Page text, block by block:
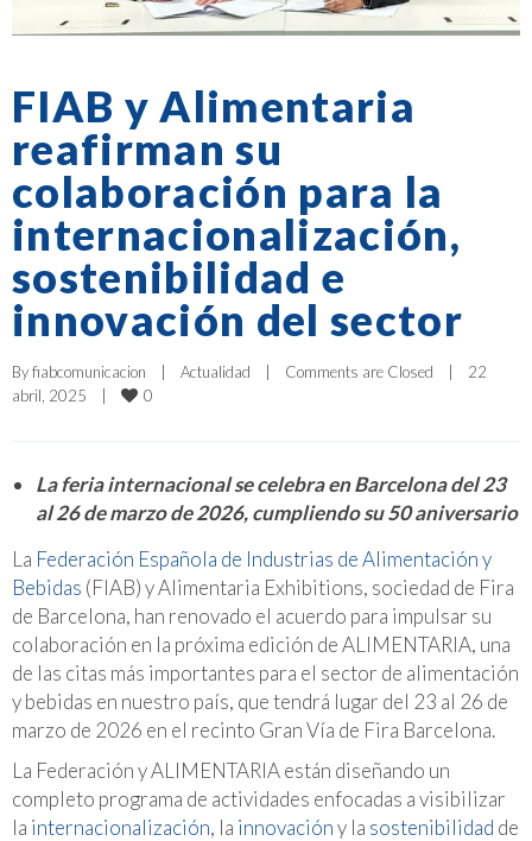
FIAB y Alimentaria
reafirman su
colaboración para la
internacionalización,
sostenibilidad e
innovación del sector
By fiabcomunicacion | Actualidad | Comments are Closed |
22
abril, 2025
| 0
La feria internacional se celebra en Barcelona del 23
al 26 de marzo de 2026, cumpliendo su 50 aniversario
La Federación Española de Industrias de Alimentación y
Bebidas (FIAB) y Alimentaria Exhibitions, sociedad de Fira
de Barcelona, han renovado el acuerdo para impulsar su
colaboración en la próxima edición de ALIMENTARIA, una
de las citas más importantes para el sector de alimentación
y bebidas en nuestro país, que tendrá lugar del 23 al 26 de
marzo de 2026 en el recinto Gran Vía de Fira Barcelona.
La Federación y ALIMENTARIA están diseñando un
completo programa de actividades enfocadas a visibilizar
la internacionalización, la innovacióny la sostenibilidad de